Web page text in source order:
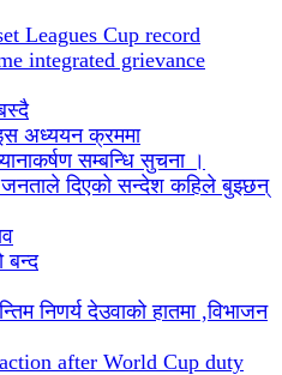
Leagues Cup record
integrated grievance
अध्ययन क्रममा
सम्बन्धि सुचना ।
दिएको सन्देश कहिले बुझ्छन्
बन्द
निणर्य देउवाको हातमा ,विभाजन
after World Cup duty